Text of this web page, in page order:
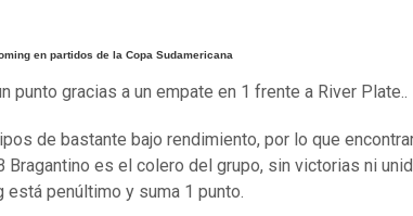
en partidos de la Copa Sudamericana
punto gracias a un empate en 1 frente a River Plate..
de bastante bajo rendimiento, por lo que
Bragantino es el colero del grupo, sin victorias ni
está penúltimo y suma 1 punto.